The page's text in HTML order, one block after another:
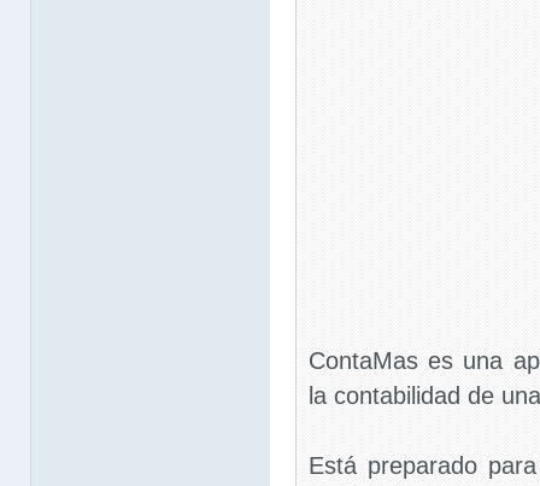
ContaMas es una
la contabilidad de
Está preparado